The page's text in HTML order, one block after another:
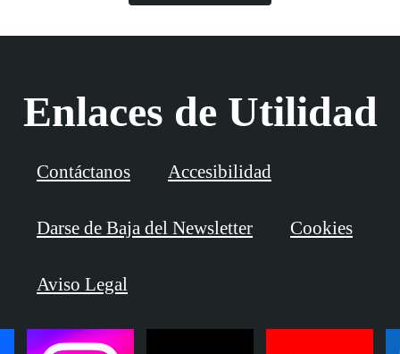
Enlaces de Utilidad
Contáctanos Accesibilidad
Darse de Baja del Newsletter Cookies
Aviso Legal